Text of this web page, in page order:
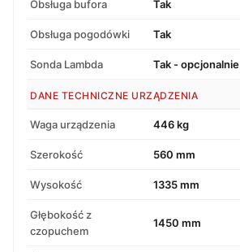
Obsługa bufora Tak
Obsługa pogodówki Tak
Sonda Lambda Tak - opcjonalnie
DANE TECHNICZNE URZĄDZENIA
Waga urządzenia 446 kg
Szerokość 560 mm
Wysokość 1335 mm
Głębokość z
czopuchem
1450 mm